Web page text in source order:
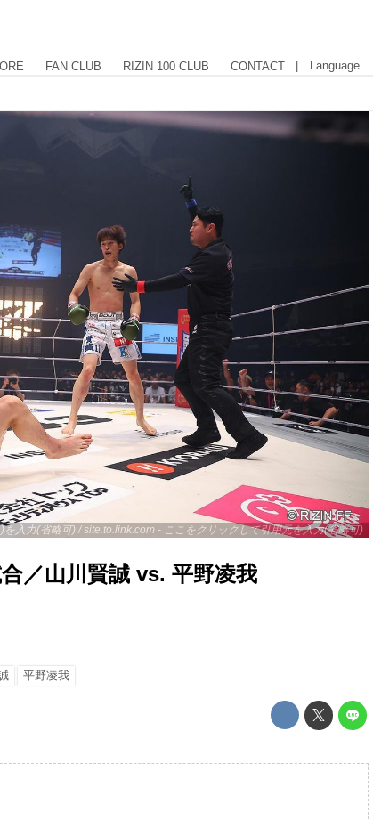
FAN CLUB RIZIN 100 CLUB CONTACT | Language
入力(省略可) / site.to.link.com - ここをクリックして引用元を入力(省略可)
／山川賢誠 vs. 平野凌我
平野凌我